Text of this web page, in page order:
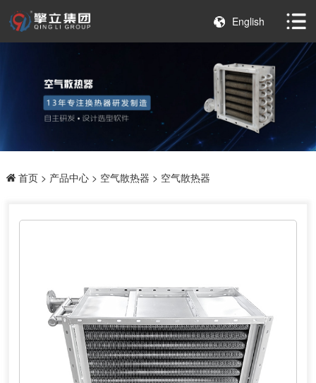
English
首页> 产品中心> 空气散热器 > 空气散热器